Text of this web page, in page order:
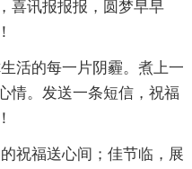
喜讯报报报，圆梦早早
活的每一片阴霾。煮上一
情。发送一条短信，祝福
祝福送心间；佳节临，展